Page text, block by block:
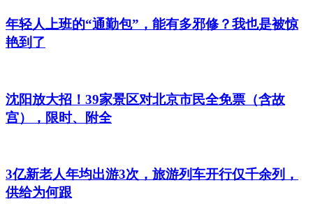
年轻人上班的“通勤包”，能有多邪修？我也是被惊
艳到了
沈阳放大招！39家景区对北京市民全免票（含故
宫），限时、附全
3亿新老人年均出游3次，旅游列车开行仅千余列，
供给为何跟